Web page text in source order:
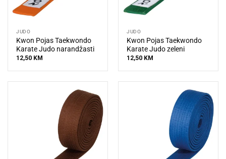
JUDO
Kwon Pojas Taekwondo
Karate Judo narandžasti
12,50 KM
JUDO
Kwon Pojas Taekwondo
Karate Judo zeleni
12,50 KM